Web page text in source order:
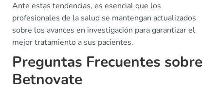
Ante estas tendencias, es esencial que los
profesionales de la salud se mantengan actualizados
sobre los avances en investigación para garantizar el
mejor tratamiento a sus pacientes.
Preguntas Frecuentes sobre
Betnovate